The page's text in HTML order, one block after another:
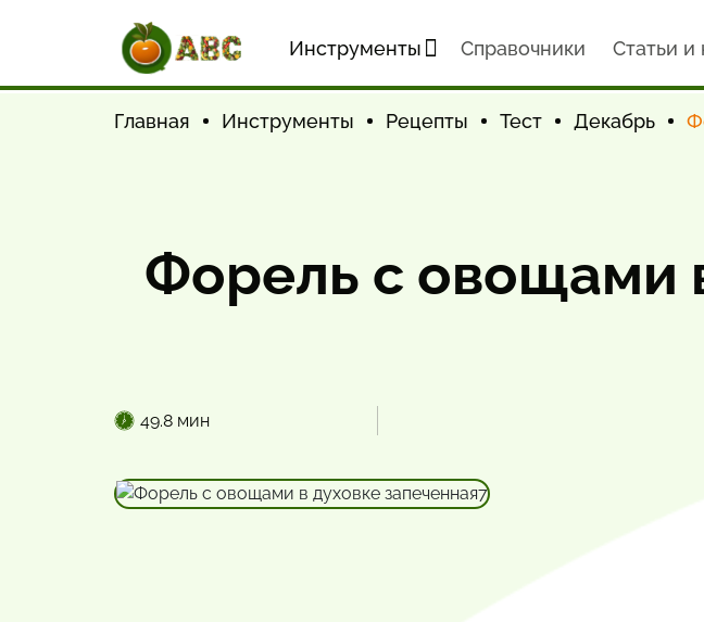
Инструменты Cправочники Статьи и
Главная Инструменты Рецепты Тест Декабрь
Форель с овощами
49.8 мин